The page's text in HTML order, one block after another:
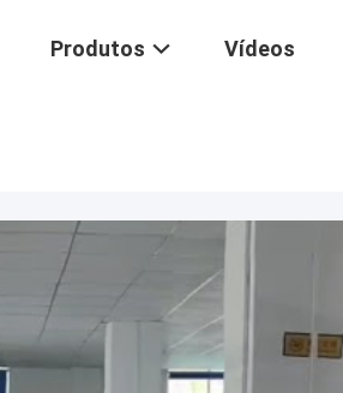
Produtos Vídeos